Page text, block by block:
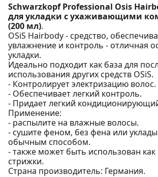
Schwarzkopf Professional Osis
для укладки с ухаживающими
(200 мл).
OSiS Hairbody - средство,
увлажнение и контроль - отличная
укладки.
Идеально подходит как база для
использования других средств OSiS.
- Контролирует электризацию волос.
- Обеспечивает легкий контроль.
- Придает легкий
Применение:
- распылите на влажные волосы.
- сушите феном, без фена или
обычным способом.
- также может быть использован как
стрижки.
Страна производитель: Германия.